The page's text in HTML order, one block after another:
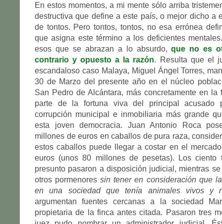
En estos momentos, a mi mente sólo arriba
destructiva que define a este país, o mejor dicho a
de tontos. Pero tontos, tontos, no esa errónea
que asigna este término a los deficientes
esos que se abrazan a lo absurdo,que no es
contrario y opuesto a la razón. Resulta que el
escandaloso caso Malaya, Miguel Ángel Torres,
30 de Marzo del presente año en el núcleo
San Pedro de Alcántara, más concretamente en la
parte de la fortuna viva del principal
corrupción municipal e inmobiliaria más grande
esta joven democracia. Juan Antonio Roca
millones de euros en caballos de pura raza,
estos caballos puede llegar a costar en el
euros (unos 80 millones de pesetas). Los ciento
presunto pasaron a disposición judicial, mientras
otros pormenoressin tener en consideración que
en una sociedad que tenía animales vivos y
argumentan fuentes cercanas a la sociedad
propietaria de la finca antes citada. Pasaron tres